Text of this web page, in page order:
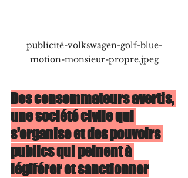
publicité-volkswagen-golf-blue-
motion-monsieur-propre.jpeg
Des consommateurs avertis,
une société civile qui
s'organise et des pouvoirs
publics qui peinent à
légiférer et sanctionner